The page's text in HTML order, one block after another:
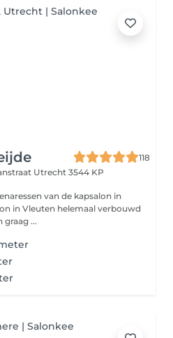
118
Utrecht 3544 KP
van de kapsalon in
in Vleuten helemaal verbouwd
graag ...